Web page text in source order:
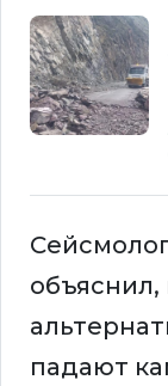
объяснил,
падают